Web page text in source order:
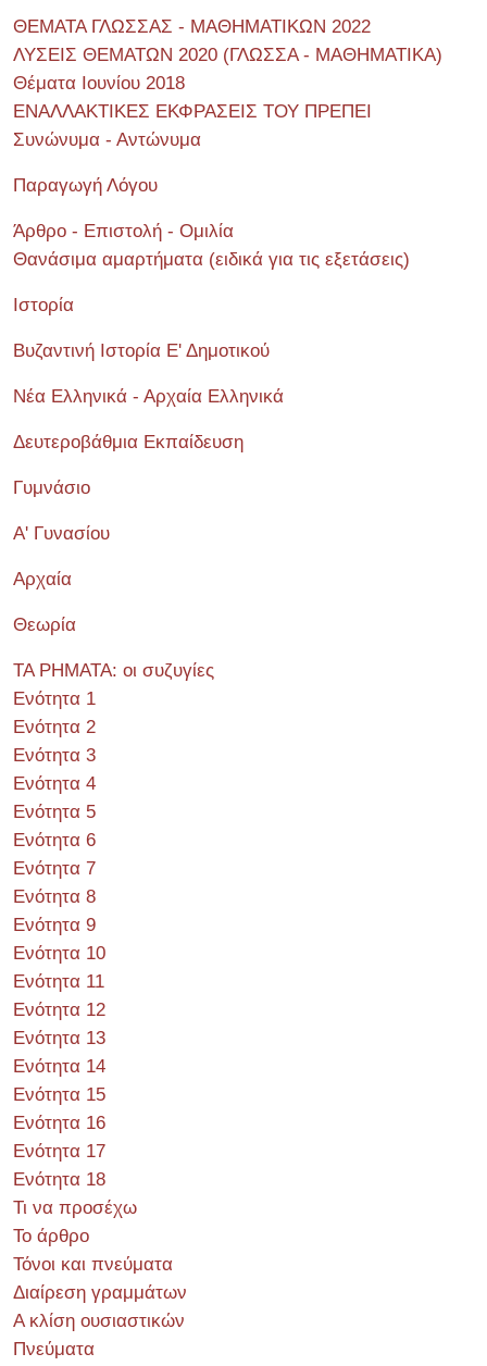
ΘΕΜΑΤΑ ΓΛΩΣΣΑΣ - ΜΑΘΗΜΑΤΙΚΩΝ 2022
ΛΥΣΕΙΣ ΘΕΜΑΤΩΝ 2020 (ΓΛΩΣΣΑ - ΜΑΘΗΜΑΤΙΚΑ)
Θέματα Ιουνίου 2018
ΕΝΑΛΛΑΚΤΙΚΕΣ ΕΚΦΡΑΣΕΙΣ ΤΟΥ ΠΡΕΠΕΙ
Συνώνυμα - Αντώνυμα
Παραγωγή Λόγου
Άρθρο - Επιστολή - Ομιλία
Θανάσιμα αμαρτήματα (ειδικά για τις εξετάσεις)
Ιστορία
Βυζαντινή Ιστορία Ε' Δημοτικού
Νέα Ελληνικά - Αρχαία Ελληνικά
Δευτεροβάθμια Εκπαίδευση
Γυμνάσιο
Α' Γυνασίου
Αρχαία
Θεωρία
ΤΑ ΡΗΜΑΤΑ: οι συζυγίες
Ενότητα 1
Ενότητα 2
Ενότητα 3
Ενότητα 4
Ενότητα 5
Ενότητα 6
Ενότητα 7
Ενότητα 8
Ενότητα 9
Ενότητα 10
Ενότητα 11
Ενότητα 12
Ενότητα 13
Ενότητα 14
Ενότητα 15
Ενότητα 16
Ενότητα 17
Ενότητα 18
Τι να προσέχω
Το άρθρο
Τόνοι και πνεύματα
Διαίρεση γραμμάτων
Α κλίση ουσιαστικών
Πνεύματα